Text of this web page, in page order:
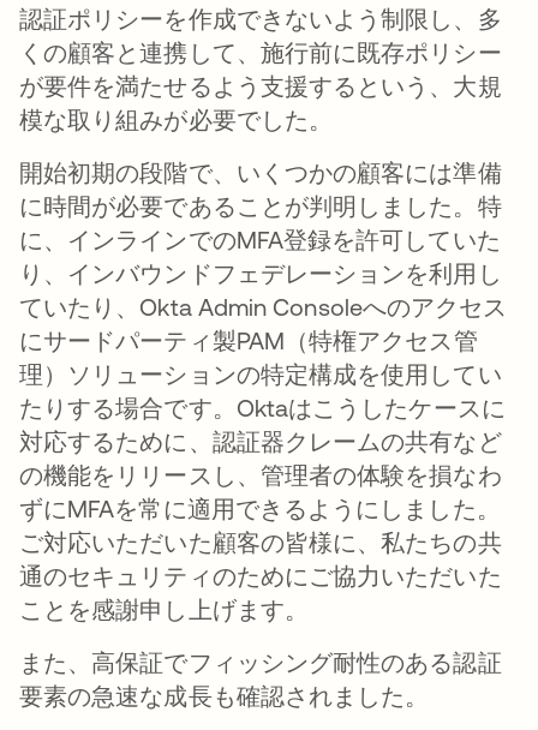
認証ポリシーを作成できないよう制限し、多
くの顧客と連携して、施行前に既存ポリシー
が要件を満たせるよう支援するという、大規
模な取り組みが必要でした。
開始初期の段階で、いくつかの顧客には準備
に時間が必要であることが判明しました。特
に、インラインでのMFA登録を許可していた
り、インバウンドフェデレーションを利用し
ていたり、Okta Admin Consoleへのアクセス
にサードパーティ製PAM（特権アクセス管
理）ソリューションの特定構成を使用してい
たりする場合です。Oktaはこうしたケースに
対応するために、認証器クレームの共有など
の機能をリリースし、管理者の体験を損なわ
ずにMFAを常に適用できるようにしました。
ご対応いただいた顧客の皆様に、私たちの共
通のセキュリティのためにご協力いただいた
ことを感謝申し上げます。
また、高保証でフィッシング耐性のある認証
要素の急速な成長も確認されました。